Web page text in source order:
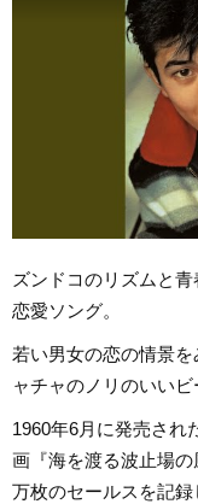
ズンドコのリズムと
恋愛ソング。
若い男女の恋の情景
ャチャのノリのいい
1960年6月に発売され
画『海を渡る波止場
万枚のセールスを記録